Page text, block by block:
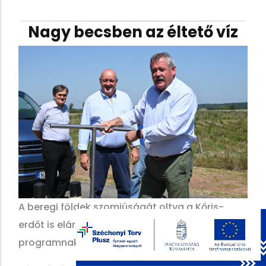
Nagy becsben az éltető víz
A beregi földek szomjúságát oltva a Kőris-
erdőt is elárasztják a Vizet a tájba!
programnak köszönhetően